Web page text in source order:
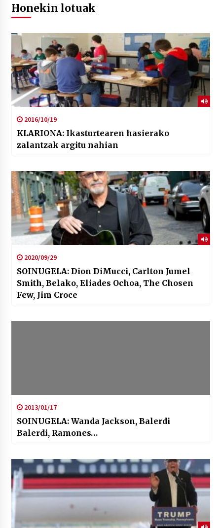
Honekin lotuak
2016/10/19
KLARIONA: Ikasturtearen hasierako
zalantzak argitu nahian
2020/09/29
SOINUGELA: Dion DiMucci, Carlton Jumel
Smith, Belako, Eliades Ochoa, The Chosen
Few, Jim Croce
2013/01/17
SOINUGELA: Wanda Jackson, Balerdi
Balerdi, Ramones…